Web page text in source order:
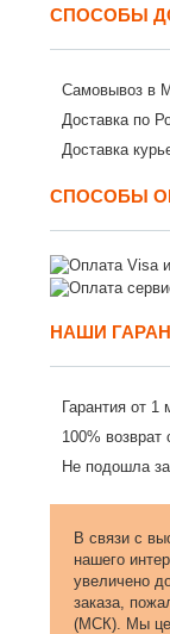
СПОСОБЫ
Самовывоз в
Доставка по
Доставка
СПОСОБЫ
НАШИ
Гарантия от 1
100% возврат
Не подошла
В связи с
нашего
увеличено
заказа,
(МСК). Мы